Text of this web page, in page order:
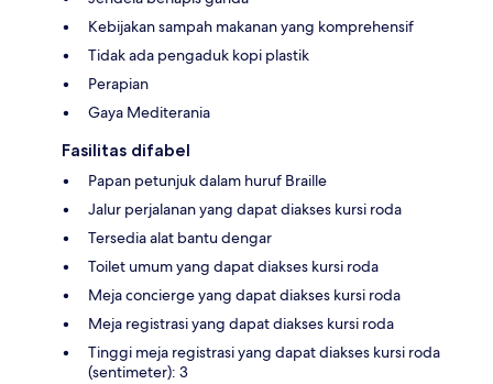
Kebijakan sampah makanan yang komprehensif
Tidak ada pengaduk kopi plastik
Perapian
Gaya Mediterania
Fasilitas difabel
Papan petunjuk dalam huruf Braille
Jalur perjalanan yang dapat diakses kursi roda
Tersedia alat bantu dengar
Toilet umum yang dapat diakses kursi roda
Meja concierge yang dapat diakses kursi roda
Meja registrasi yang dapat diakses kursi roda
Tinggi meja registrasi yang dapat diakses kursi roda
(sentimeter): 3